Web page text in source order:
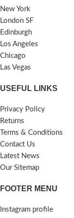
New York
London SF
Edinburgh
Los Angeles
Chicago
Las Vegas
USEFUL LINKS
Privacy Policy
Returns
Terms & Conditions
Contact Us
Latest News
Our Sitemap
FOOTER MENU
Instagram profile